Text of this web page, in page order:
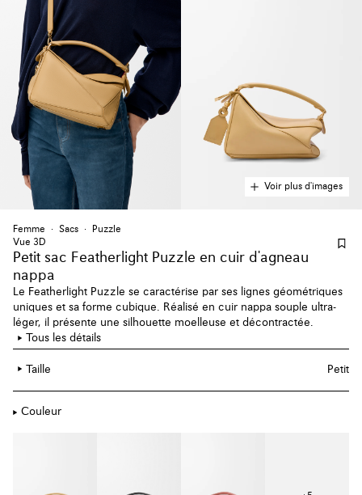
Voir plus d'images
Femme Sacs
Puzzle
Vue 3D
Petit sac Featherlight Puzzle en cuir d'agneau
nappa
Le Featherlight Puzzle se caractérise par ses lignes géométriques
uniques et sa forme cubique. Réalisé en cuir nappa souple ultra-
léger, il présente une silhouette moelleuse et décontractée.
Tous les détails
Taille Petit
Couleur